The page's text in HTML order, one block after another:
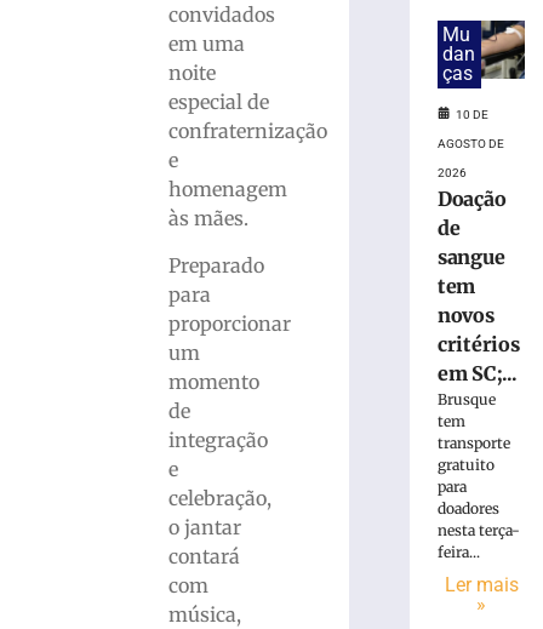
convidados
em uma
noite
especial de
confraternização
e
homenagem
às mães.
Preparado
para
proporcionar
um
momento
de
integração
e
celebração,
o jantar
contará
com
música,
Brusque
acontece
próxima
terça,
agosto
Pronegócio:
AmpeBr
Mu
dan
ças
10 DE
AGOSTO DE
2026
Doação
de
sangue
tem
novos
critérios
em SC;...
Brusque
tem
transporte
gratuito
para
doadores
nesta terça-
feira...
Ler mais
»